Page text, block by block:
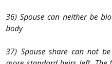
36) Spouse can neither be
body
37) Spouse share can not